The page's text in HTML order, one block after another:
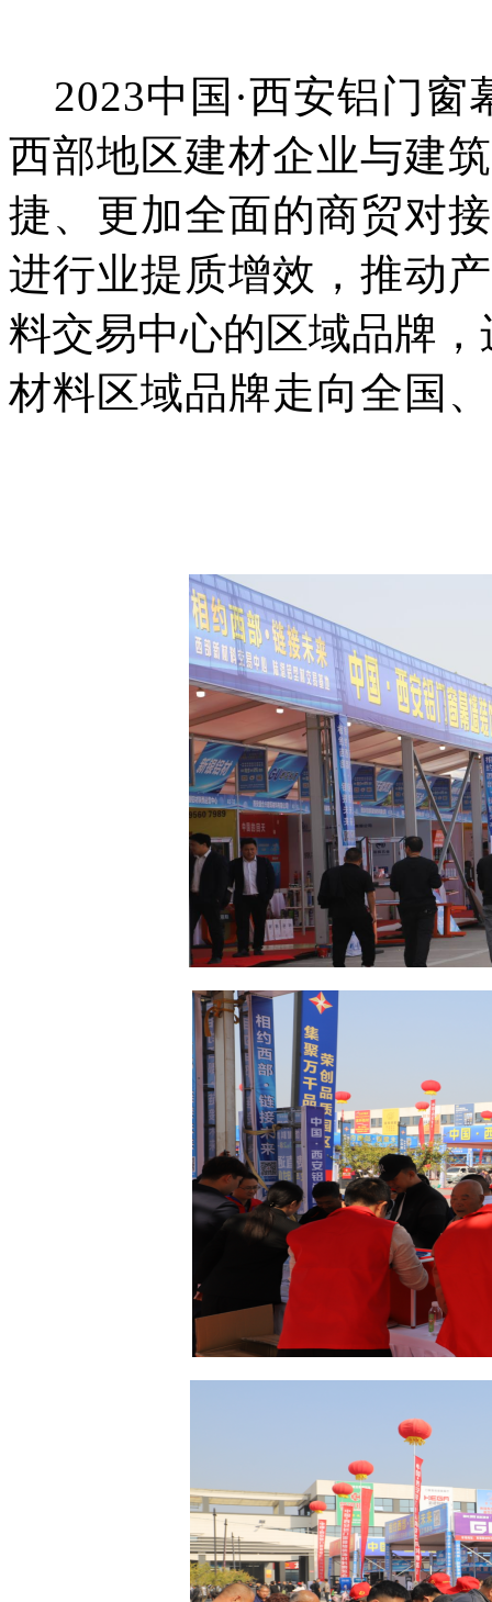
2023中国·西安铝门
西部地区建材企业与建
捷、更加全面的商贸对
进行业提质增效，推动
料交易中心的区域品牌，
材料区域品牌走向全国